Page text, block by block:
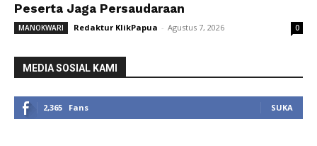
Peserta Jaga Persaudaraan
MANOKWARI Redaktur KlikPapua - Agustus 7, 2026 0
MEDIA SOSIAL KAMI
2,365 Fans SUKA